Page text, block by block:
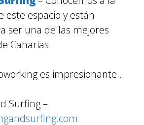
este espacio y están
ser una de las mejores
Canarias.
es impresionante…
Surfing –